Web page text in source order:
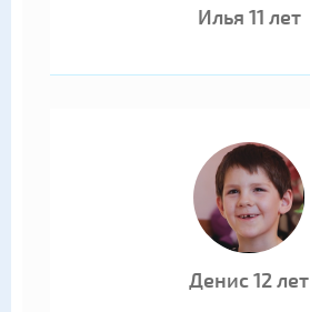
Илья 11 лет
Денис 12 лет